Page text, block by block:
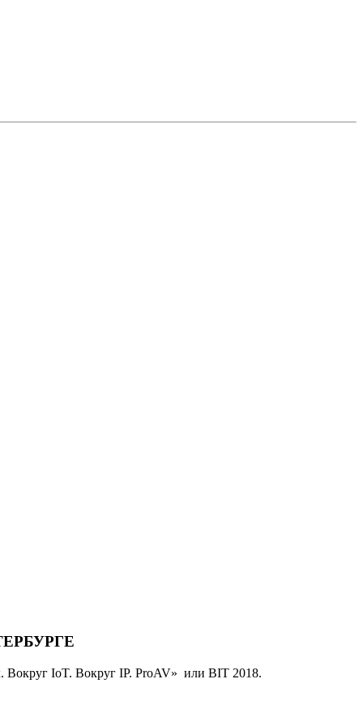
Вокруг IoT. Вокруг IP. ProAV» или BIT 2018.